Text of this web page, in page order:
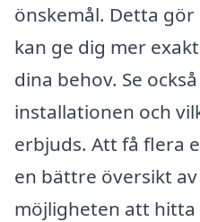
önskemål. Detta
kan ge dig mer
dina behov. Se
installationen och
erbjuds. Att få flera
en bättre översikt
möjligheten att